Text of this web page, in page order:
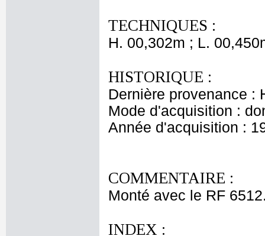
TECHNIQUES :
H. 00,302m ; L.
HISTORIQUE :
Dernière provenance :
Mode d'acquisition :
Année d'acquisition :
COMMENTAIRE :
Monté avec le RF
INDEX :